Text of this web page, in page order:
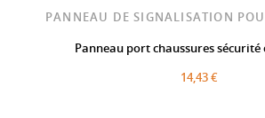
PANNEAU DE SIGNALISATION
Panneau port chaussures
14,43 €